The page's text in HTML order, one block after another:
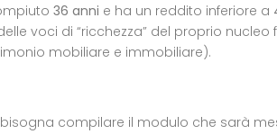
36 anni e ha un reddito inferiore a
voci di “ricchezza” del proprio
mobiliare e immobiliare).
compilare il modulo che sarà